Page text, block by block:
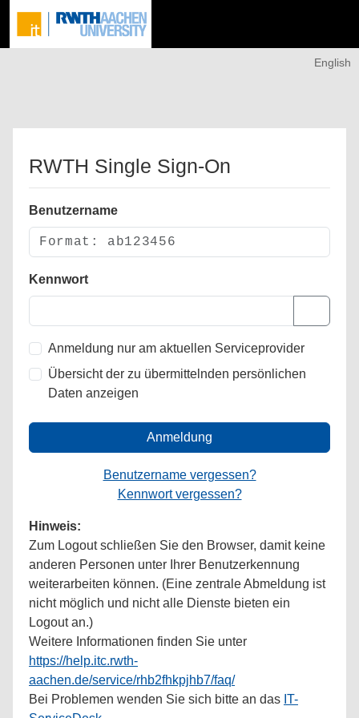
English
RWTH Single Sign-On
Benutzername
Kennwort
Anmeldung nur am aktuellen Serviceprovider
Übersicht der zu übermittelnden persönlichen
Daten anzeigen
Anmeldung
Benutzername vergessen?
Kennwort vergessen?
Hinweis:
Zum Logout schließen Sie den Browser, damit keine
anderen Personen unter Ihrer Benutzerkennung
weiterarbeiten können. (Eine zentrale Abmeldung ist
nicht möglich und nicht alle Dienste bieten ein
Logout an.)
Weitere Informationen finden Sie unter
https://help.itc.rwth-
aachen.de/service/rhb2fhkpjhb7/faq/
Bei Problemen wenden Sie sich bitte an das IT-